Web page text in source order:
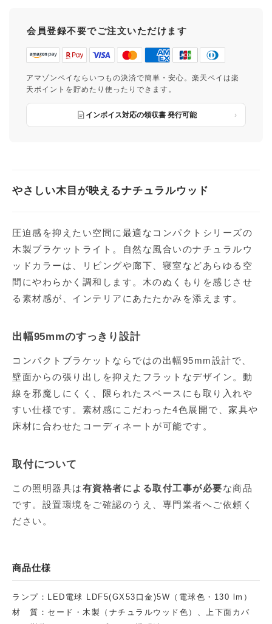
会員登録不要でご注文いただけます
アマゾンペイならいつもの決済で簡単・安心。楽天ペイは楽
天ポイントを貯めたり使ったりできます。
インボイス対応の領収書 発行可能
やさしい木目が映えるナチュラルウッド
圧迫感を抑えたい空間に最適なコンパクトシリーズの
木製ブラケットライト。自然な風合いのナチュラルウ
ッドカラーは、リビングや廊下、寝室などあらゆる空
間にやわらかく調和します。木のぬくもりを感じさせ
る素材感が、インテリアにあたたかみを添えます。
出幅95mmのすっきり設計
コンパクトブラケットならではの出幅95mm設計で、
壁面からの張り出しを抑えたフラットなデザイン。動
線を邪魔しにくく、限られたスペースにも取り入れや
すい仕様です。素材感にこだわった4色展開で、家具や
床材に合わせたコーディネートが可能です。
取付について
この照明器具は有資格者による取付工事が必要な商品
です。設置環境をご確認のうえ、専門業者へご依頼く
ださい。
商品仕様
ランプ：LED電球 LDF5(GX53口金)5W（電球色・130 lm）
材 質：セード・木製（ナチュラルウッド色）、上下面カバ